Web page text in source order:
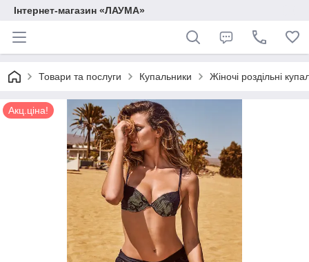
Інтернет-магазин «ЛАУМА»
Товари та послуги Купальники Жіночі роздільні
Акц.ціна!